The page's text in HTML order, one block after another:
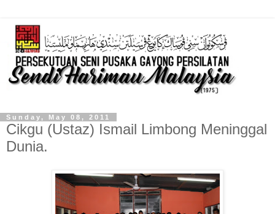
Sunday, May 08, 2011
Cikgu (Ustaz) Ismail Limbong Meninggal
Dunia.